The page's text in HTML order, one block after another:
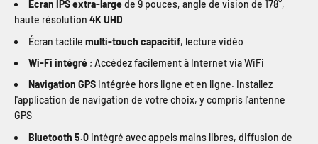
Écran IPS extra-large de 9 pouces, angle de vision de 178°,
haute résolution 4K UHD
Écran tactile multi-touch capacitif, lecture vidéo
Wi-Fi intégré ; Accédez facilement à Internet via WiFi
Navigation GPS intégrée hors ligne et en ligne. Installez
l'application de navigation de votre choix, y compris l'antenne
GPS
Bluetooth 5.0 intégré avec appels mains libres, diffusion de